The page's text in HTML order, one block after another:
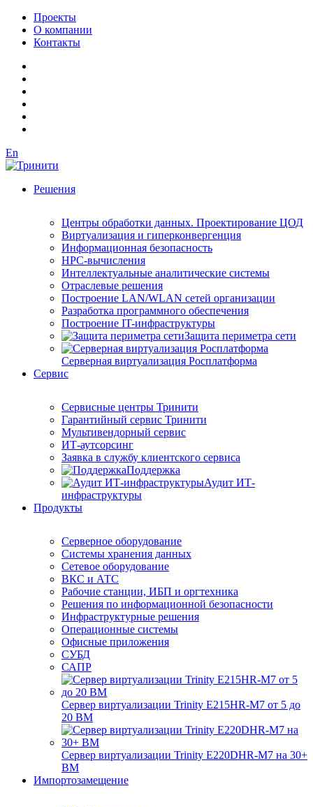
Проекты
О компании
Контакты
En
Решения
Центры обработки данных. Проектирование ЦОД
Виртуализация и гиперконвергенция
Информационная безопасность
HPC-вычисления
Интеллектуальные аналитические системы
Отраслевые решения
Построение LAN/WLAN сетей организации
Разработка программного обеспечения
Построение IT-инфраструктуры
Защита периметра сети
Серверная виртуализация Росплатформа
Сервис
Сервисные центры Тринити
Гарантийный сервис Тринити
Мультивендорный сервис
ИТ-аутсорсинг
Заявка в службу клиентского сервиса
Поддержка
Аудит ИТ-
инфраструктуры
Продукты
Серверное оборудование
Системы хранения данных
Сетевое оборудование
ВКС и АТС
Рабочие станции, ИБП и оргтехника
Решения по информационной безопасности
Инфраструктурные решения
Операционные системы
Офисные приложения
СУБД
САПР
Сервер виртуализации Trinity E215HR-M7 от 5 до
20 ВМ
Сервер виртуализации Trinity E220DHR-M7 на 30+
ВМ
Импортозамещение